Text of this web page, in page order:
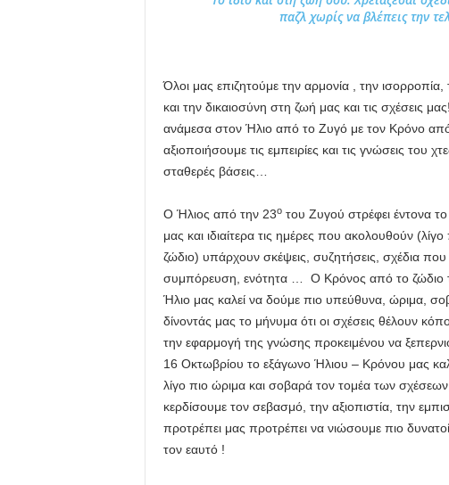
παζλ χωρίς να βλέπεις την
Όλοι μας επιζητούμε την αρμονία , την
και την δικαιοσύνη στη ζωή μας και τις σχέσεις
ανάμεσα στον Ήλιο από το Ζυγό με τον Κρόνο
αξιοποιήσουμε τις εμπειρίες και τις γνώσεις
σταθερές βάσεις…
Ο Ήλιος από την 23οτου Ζυγού στρέφει έντονα το
μας και ιδιαίτερα τις ημέρες που ακολουθούν
ζώδιο) υπάρχουν σκέψεις, συζητήσεις, σχέδια
συμπόρευση, ενότητα … Ο Κρόνος από το ζώδιο
Ήλιο μας καλεί να δούμε πιο υπεύθυνα, ώριμα,
δίνοντάς μας το μήνυμα ότι οι σχέσεις θέλουν
την εφαρμογή της γνώσης προκειμένου να
16 Οκτωβρίου το εξάγωνο Ήλιου – Κρόνου μας
λίγο πιο ώριμα και σοβαρά τον τομέα των
κερδίσουμε τον σεβασμό, την αξιοπιστία, την
προτρέπει μας προτρέπει να νιώσουμε πιο
τον εαυτό !